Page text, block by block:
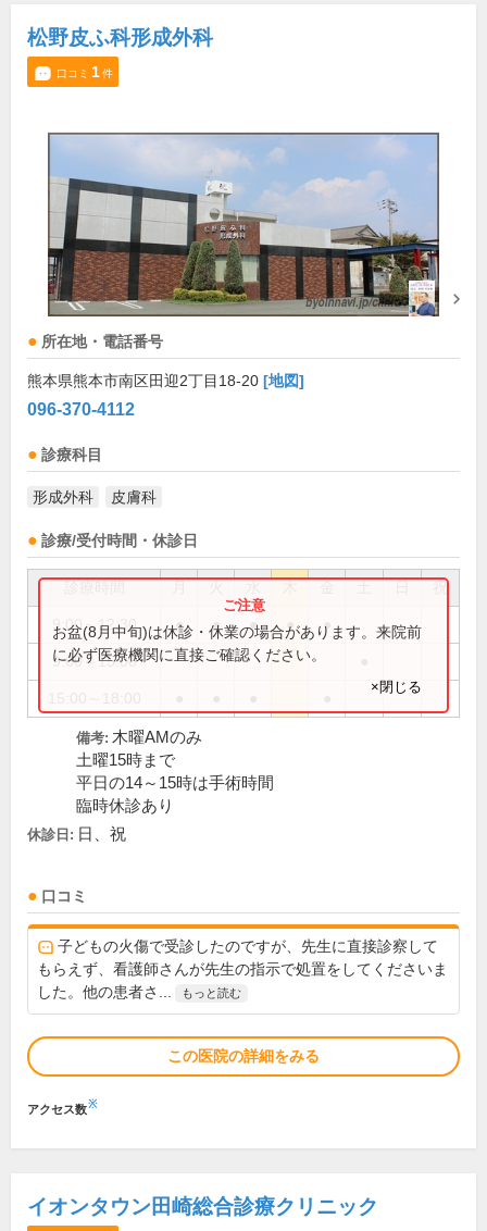
松野皮ふ科形成外科
口コミ 1件
所在地・電話番号
熊本県熊本市南区田迎2丁目18-20 [地図]
096-370-4112
診療科目
形成外科 皮膚科
診療/受付時間・休診日
祝
9:00～12:30 ● ● ● ● ●
9:00～15:00
お盆(8月中旬)は休診・休業の場合があります。来院前
に必ず医療機関に直接ご確認ください。
×閉じる
備考: 木曜AMのみ
土曜15時まで
平日の14～15時は手術時間
臨時休診あり
休診日: 日、祝
口コミ
子どもの火傷で受診したのですが、先生に直接診察して
もらえず、看護師さんが先生の指示で処置をしてくださいま
した。他の患者さ...
もっと読む
この医院の詳細をみる
アクセス数※
イオンタウン田崎総合診療クリニック